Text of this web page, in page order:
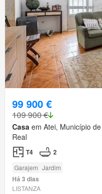
99 900 €
109 900 €
Casa em Atei, Município
Real
T4 2
Garajem Jardim
Há 3 dias
LISTANZA